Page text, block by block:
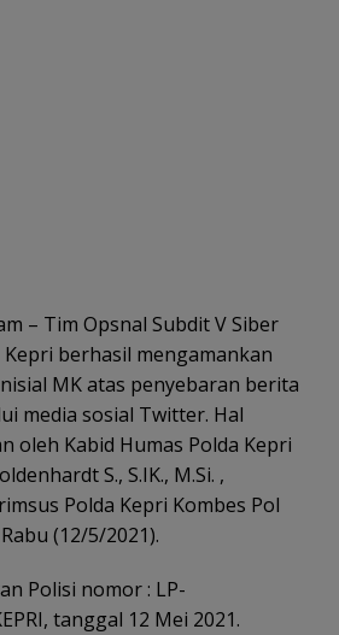
– Tim Opsnal Subdit V Siber
berhasil mengamankan
MK atas penyebaran berita
media sosial Twitter. Hal
oleh Kabid Humas Polda Kepri
S., S.IK., M.Si. ,
Polda Kepri Kombes Pol
(12/5/2021).
Polisi nomor : LP-
tanggal 12 Mei 2021.